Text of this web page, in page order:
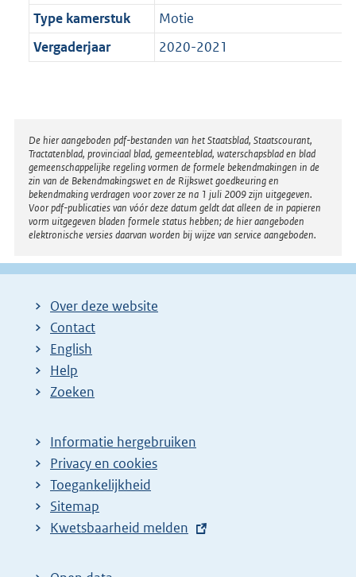
Type kamerstuk
Motie
Vergaderjaar
2020-2021
Disclaimer
De hier aangeboden pdf-bestanden van het Staatsblad, Staatscourant,
Tractatenblad, provinciaal blad, gemeenteblad, waterschapsblad en blad
gemeenschappelijke regeling vormen de formele bekendmakingen in de
zin van de Bekendmakingswet en de Rijkswet goedkeuring en
bekendmaking verdragen voor zover ze na 1 juli 2009 zijn uitgegeven.
Voor pdf-publicaties van vóór deze datum geldt dat alleen de in papieren
vorm uitgegeven bladen formele status hebben; de hier aangeboden
elektronische versies daarvan worden bij wijze van service aangeboden.
Over deze website
Contact
English
Help
Zoeken
Informatie hergebruiken
Privacy en cookies
Toegankelijkheid
Sitemap
E
t
Kwetsbaarheid melden